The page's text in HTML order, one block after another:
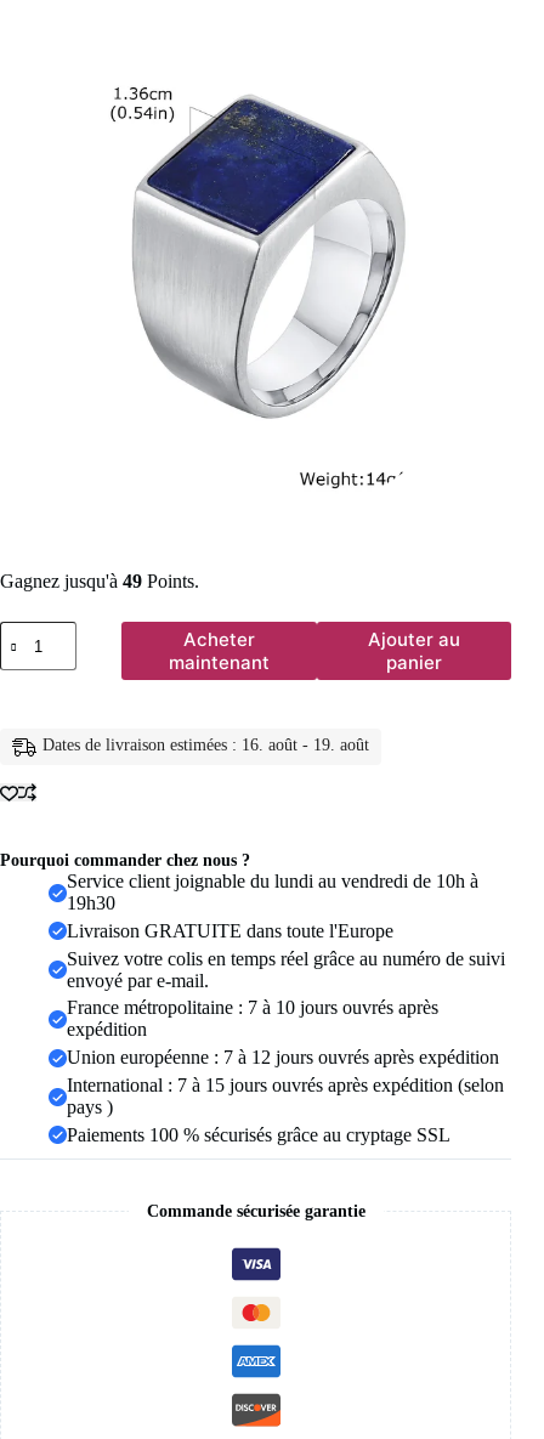
Gagnez jusqu'à 49 Points.
quantité
de
Bagues
Vintage
Cool
bagues
chevalières
géométriques
inoxydable,
cadeau
ethnique
élégant
Acheter
maintenant
Ajouter au
panier
Dates de livraison estimées : 16. août - 19. août
Pourquoi commander chez nous ?
Service client joignable du lundi au vendredi de 10h à
19h30
Livraison GRATUITE dans toute l'Europe
Suivez votre colis en temps réel grâce au numéro de suivi
envoyé par e-mail.
France métropolitaine : 7 à 10 jours ouvrés après
expédition
Union européenne : 7 à 12 jours ouvrés après expédition
International : 7 à 15 jours ouvrés après expédition (selon
pays )
Paiements 100 % sécurisés grâce au cryptage SSL
Commande sécurisée garantie